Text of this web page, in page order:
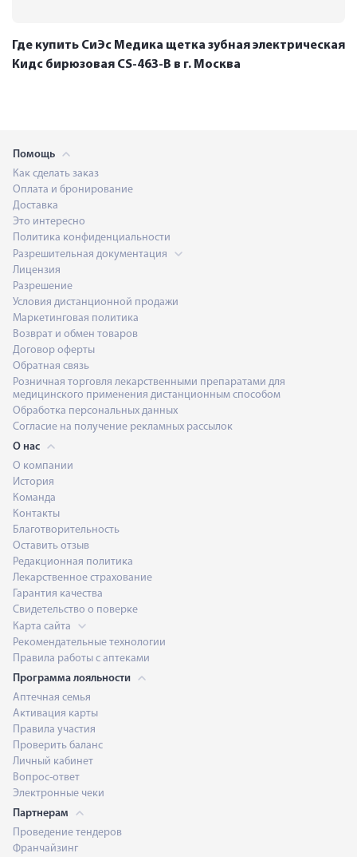
Где купить СиЭс Медика щетка зубная электрическая
Кидс бирюзовая CS-463-B в г. Москва
Помощь
Как сделать заказ
Оплата и бронирование
Доставка
Это интересно
Политика конфиденциальности
Разрешительная документация
Лицензия
Разрешение
Условия дистанционной продажи
Маркетинговая политика
Возврат и обмен товаров
Договор оферты
Обратная связь
Розничная торговля лекарственными препаратами для
медицинского применения дистанционным способом
Обработка персональных данных
Согласие на получение рекламных рассылок
О нас
О компании
История
Команда
Контакты
Благотворительность
Оставить отзыв
Редакционная политика
Лекарственное страхование
Гарантия качества
Свидетельство о поверке
Карта сайта
Рекомендательные технологии
Правила работы с аптеками
Программа лояльности
Аптечная семья
Активация карты
Правила участия
Проверить баланс
Личный кабинет
Вопрос-ответ
Электронные чеки
Партнерам
Проведение тендеров
Франчайзинг